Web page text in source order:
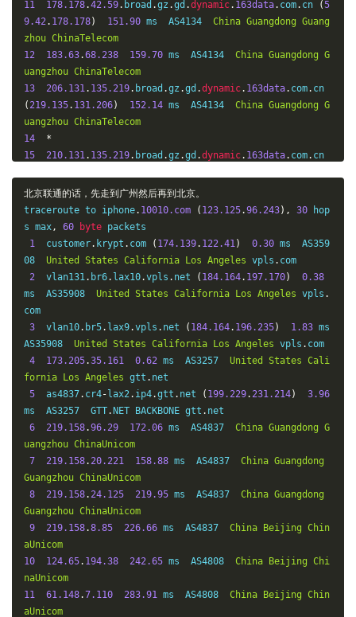
11
178.178.42.59. broad .gz .gd .dynamic. 163data. com. cn (5
9.42. 178.178) 151.90 ms  AS4134 China Guangdong Guang
zhou ChinaTelecom
12
183.63.68.238 159.70 ms  AS4134 China Guangdong G
uangzhou ChinaTelecom
13
206.131. 135.219. broad .gz .gd .dynamic. 163data. com.
(219.135. 131.206) 152.14 ms  AS4134 China Guangdong G
uangzhou ChinaTelecom
14
*
15
210.131. 135.219. broad .gz .gd .dynamic. 163data. com.
uangzhou ChinaTelecom
16
*
17
*
18
61.140. 99.33 159.16 ms  AS4134 China Guangdong
Gu
angzhou
ChinaTelecom
北京联通的话，先走到广州然后再到北京。
traceroute to iphone. 10010.com ( 123.125.96.243), 30 hop
s max, 60 byte packets
1
  customer
. krypt . com ( 174.139. 122.41) 0.30 ms  AS359
08 United States California Los Angeles vpls . com
2
  vlan131
. br6. lax10.vpls . net ( 184.164. 197.170)
0.38
ms  AS35908 United States California Los Angeles vpls .
com
3
  vlan10
. br5. lax9.vpls . net ( 184.164. 196.235) 1.83 ms
AS35908 United States California Los Angeles vpls . com
4
173.205.35.161 0.62 ms  AS3257 United States Cali
fornia
Los Angeles gtt . net
5
  as4837
. cr4- lax2. ip4.gtt . net ( 199.229.231.214)
3.96
ms  AS3257  GTT. NET BACKBONE gtt . net
6
219.158.96.29 172.06 ms  AS4837 China Guangdong G
uangzhou ChinaUnicom
7
219.158.20.221 158.88 ms  AS4837 China Guangdong
Guangzhou ChinaUnicom
8
219.158.24.125 219.95 ms  AS4837 China Guangdong
Guangzhou ChinaUnicom
9
219.158.8.85 226.66 ms  AS4837 China Beijing Chin
aUnicom
10
124.65. 194.38 242.65 ms  AS4808 China Beijing Chi
naUnicom
11
61.148.7.110 283.91 ms  AS4808 China Beijing Chin
aUnicom